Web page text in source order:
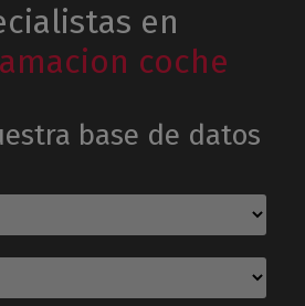
en
coche
base de datos